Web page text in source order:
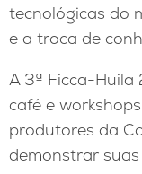
tecnológicas do
e a troca de
A 3ª Ficca-
café e
produtores da
demonstrar